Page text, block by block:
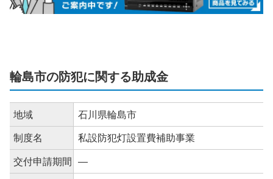
輪島市の防犯に関する助成金
地域 石川県輪島市
制度名 私設防犯灯設置費補助事業
交付申請期間 ―